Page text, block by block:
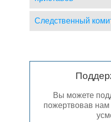
Следственный
Вы можете
пожертвовав